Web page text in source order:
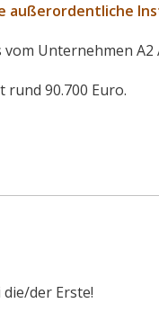
außerordentliche
vom Unternehmen
90.700 Euro.
der Erste!